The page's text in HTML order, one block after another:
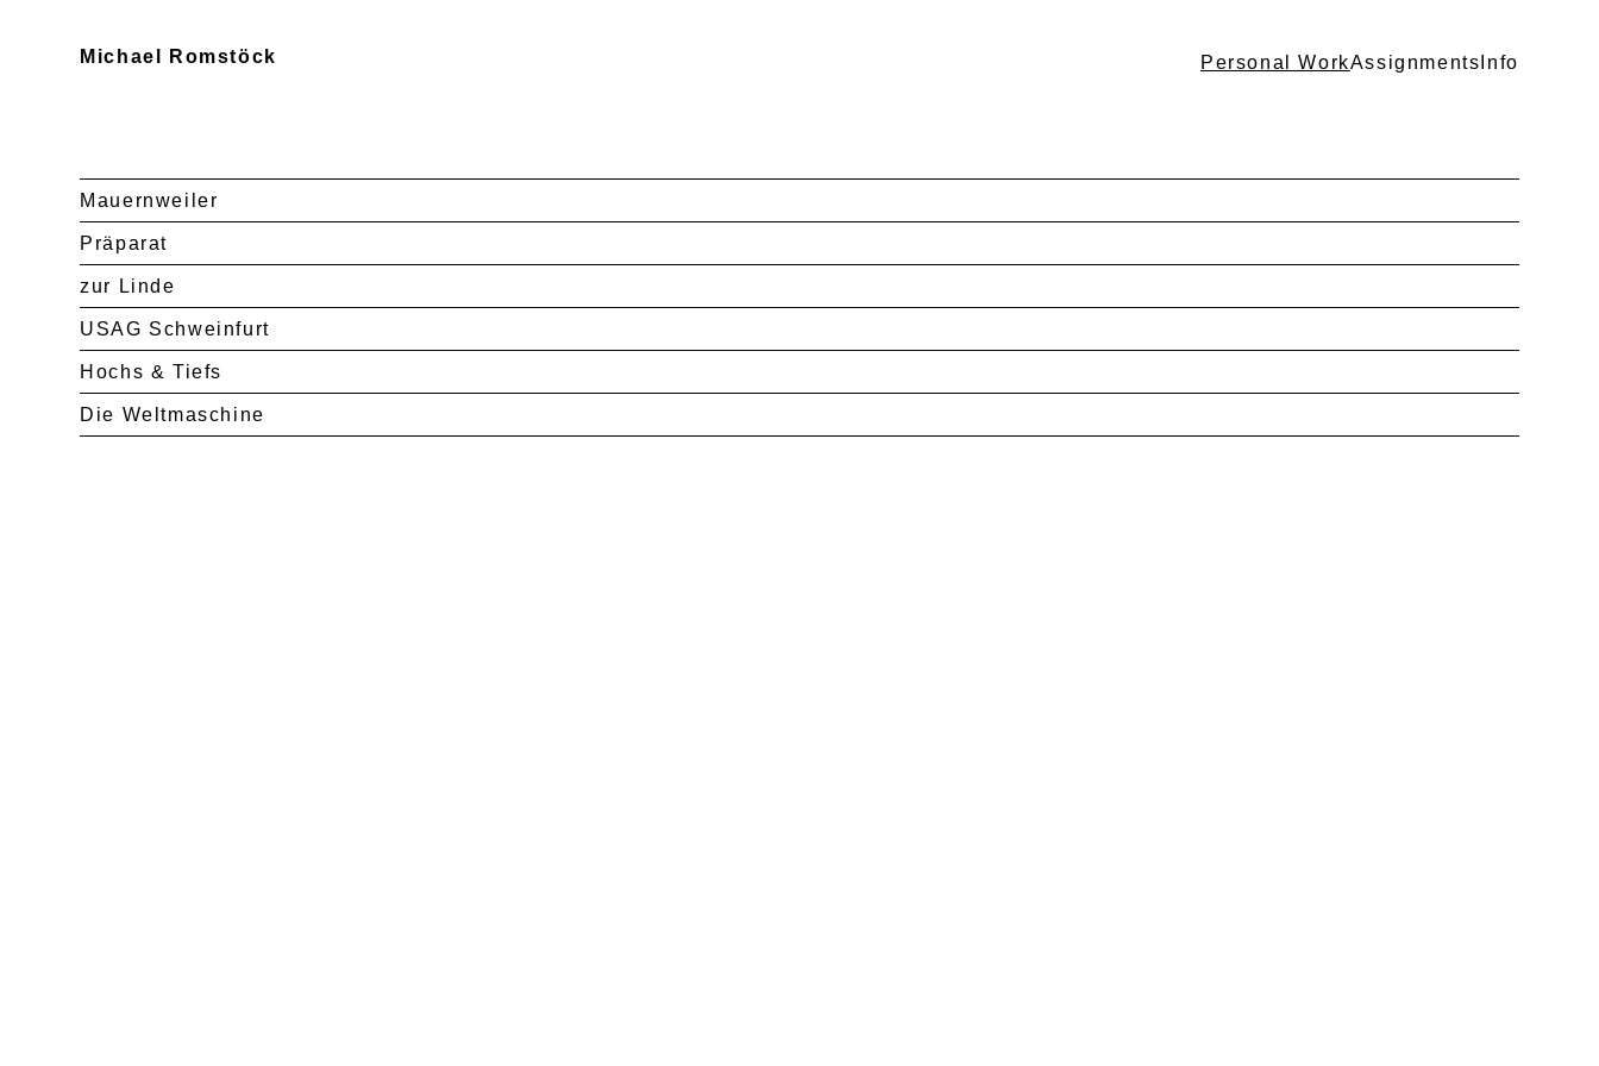
Michael Romstöck Personal WorkAssignments Info
Mauernweiler
Präparat
zur Linde
USAG Schweinfurt
Hochs & Tiefs
Die Weltmaschine